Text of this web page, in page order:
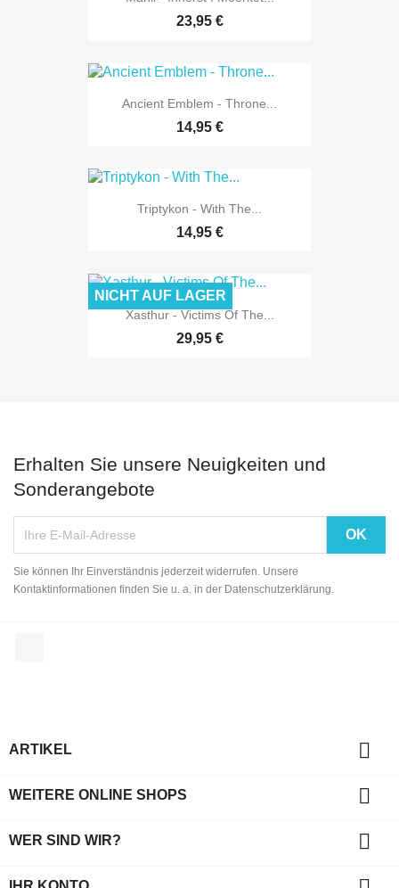
23,95 €
Ancient Emblem - Throne...
14,95 €
Triptykon - With The...
14,95 €
Xasthur - Victims Of The...
29,95 €
NICHT AUF LAGER
Erhalten Sie unsere Neuigkeiten und
Sonderangebote
Sie können Ihr Einverständnis jederzeit widerrufen. Unsere
Kontaktinformationen finden Sie u. a. in der Datenschutzerklärung.
ARTIKEL 
WEITERE ONLINE SHOPS 
WER SIND WIR? 